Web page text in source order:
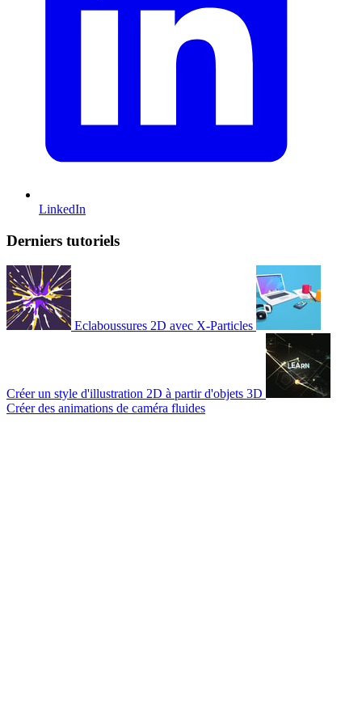
LinkedIn
Derniers tutoriels
Eclaboussures 2D avec X-Particles
Créer un style d'illustration 2D à partir d'objets 3D
Créer des animations de caméra fluides